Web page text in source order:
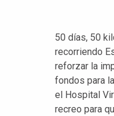
50 días, 50
recorriendo
reforzar la
fondos para
el Hospital
recreo para